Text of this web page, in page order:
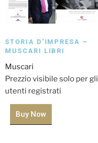
STORIA D’IMPRESA –
MUSCARI LIBRI
Muscari
Prezzio visibile solo per gli
utenti registrati
Buy Now